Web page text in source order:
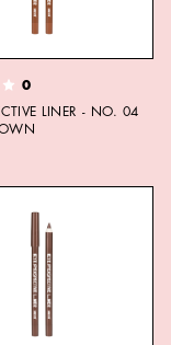
0
LINER - NO. 04